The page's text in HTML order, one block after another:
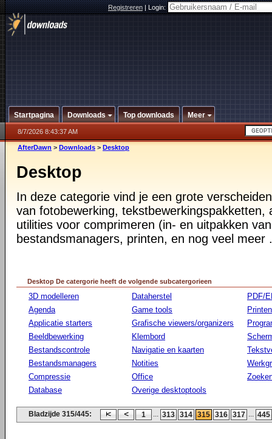
Registreren|Login:
Startpagina Downloads Top downloads Meer
8/7/2026 8:43:37 AM
AfterDawn > Downloads > Desktop
Desktop
In deze categorie vind je een grote
van fotobewerking, tekstbewerkingspakketten,
utilities voor comprimeren (in- en uitpakken
bestandsmanagers, printen, en nog veel meer
Desktop De catergorie heeft de volgende subcatergorieen
3D modelleren
Agenda
Applicatie starters
Beeldbewerking
Bestandscontrole
Bestandsmanagers
Compressie
Database
Dataherstel
Game tools
Grafische viewers/organizers
Klembord
Navigatie en kaarten
Notities
Office
Overige desktoptools
PDF/
Printen
Bladzijde 315/445: 1 ... 313 314 315 316 317 ... 445